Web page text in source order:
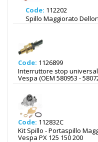
Code: 112202
Spillo Maggiorato
Code: 1126899
Interruttore stop
Vespa (OEM 580953 -
Code: 112832C
Kit Spillo - Portaspillo
Vespa PX 125 150 200